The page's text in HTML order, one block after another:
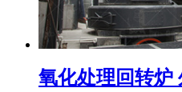
氧化处理回转炉